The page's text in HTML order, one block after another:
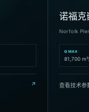
↗
诺福克
Norfolk
Q MAX
81,700
查看技术参